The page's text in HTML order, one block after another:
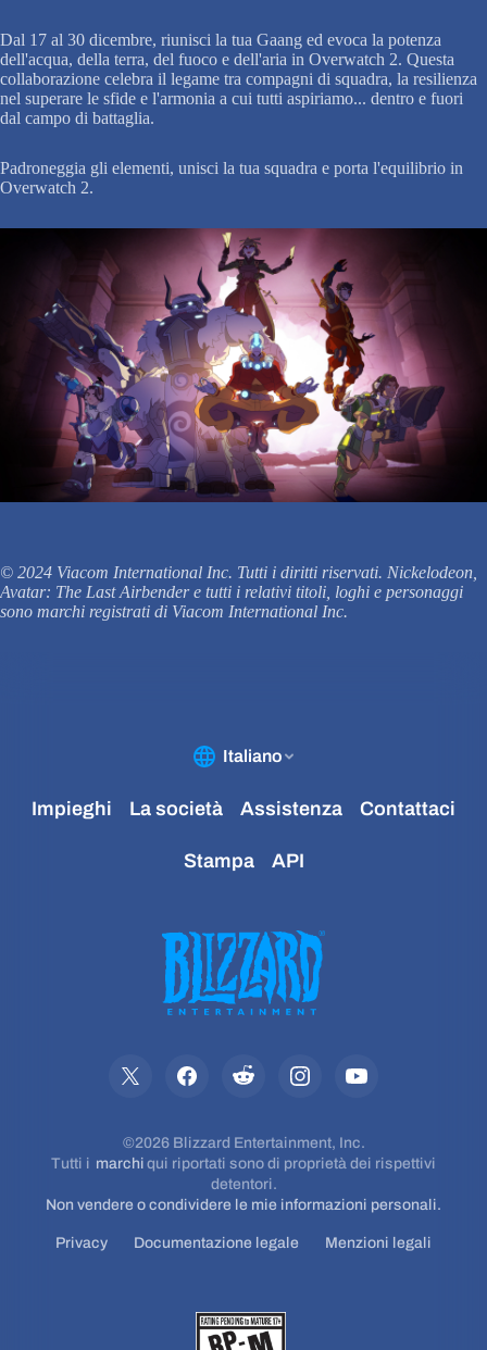
Dal 17 al 30 dicembre, riunisci la tua Gaang ed evoca la potenza
dell'acqua, della terra, del fuoco e dell'aria in Overwatch 2. Questa
collaborazione celebra il legame tra compagni di squadra, la resilienza
nel superare le sfide e l'armonia a cui tutti aspiriamo... dentro e fuori
dal campo di battaglia.
Padroneggia gli elementi, unisci la tua squadra e porta l'equilibrio in
Overwatch 2.
© 2024 Viacom International Inc. Tutti i diritti riservati. Nickelodeon,
Avatar: The Last Airbender e tutti i relativi titoli, loghi e personaggi
sono marchi registrati di Viacom International Inc.